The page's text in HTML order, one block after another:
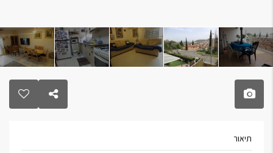
תיאור